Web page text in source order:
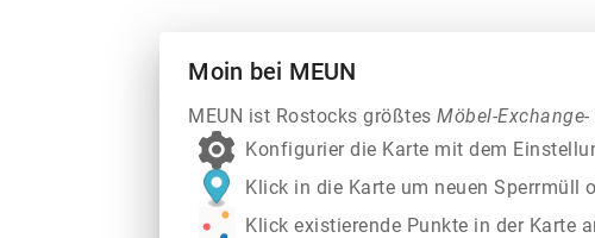
Moin bei MEUN
MEUN ist Rostocks größtesMöbel-
Konfigurier die Karte mit dem
Klick in die Karte um neuen Sperrmüll
Klick existierende Punkte in der Karte